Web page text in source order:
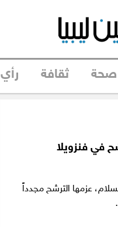
صحة ثقافة رأي
في فنزويلا
عزمها الترشح مجدداً